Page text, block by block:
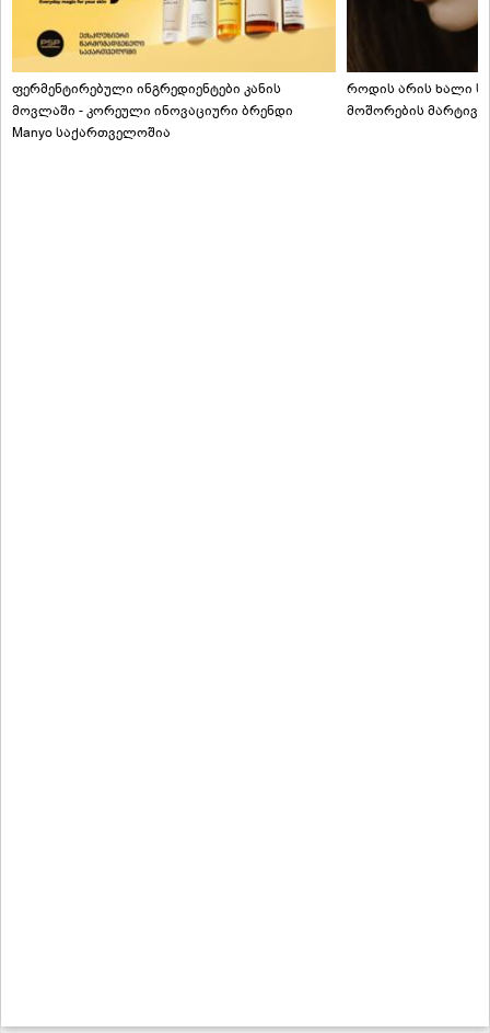
ფერმენტირებული ინგრედიენტები კანის
მოვლაში - კორეული ინოვაციური ბრენდი
Manyo საქართველოშია
როდის არის ხალი
მოშორების